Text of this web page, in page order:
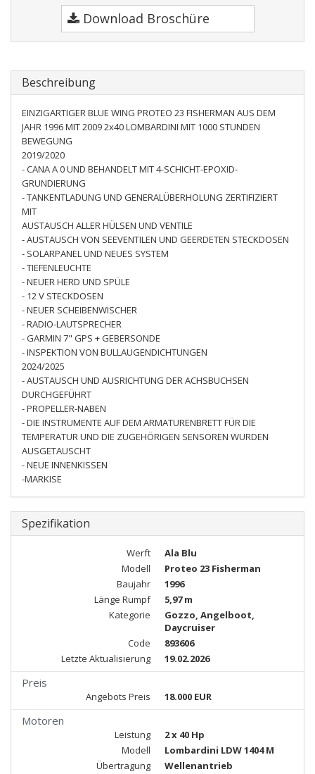
Download Broschüre
Beschreibung
EINZIGARTIGER BLUE WING PROTEO 23 FISHERMAN AUS DEM
JAHR 1996 MIT 2009 2x40 LOMBARDINI MIT 1000 STUNDEN
BEWEGUNG
2019/2020
- CANA A 0 UND BEHANDELT MIT 4-SCHICHT-EPOXID-
GRUNDIERUNG
- TANKENTLADUNG UND GENERALÜBERHOLUNG ZERTIFIZIERT
MIT
AUSTAUSCH ALLER HÜLSEN UND VENTILE
- AUSTAUSCH VON SEEVENTILEN UND GEERDETEN STECKDOSEN
- SOLARPANEL UND NEUES SYSTEM
- TIEFENLEUCHTE
- NEUER HERD UND SPÜLE
- 12 V STECKDOSEN
- NEUER SCHEIBENWISCHER
- RADIO-LAUTSPRECHER
- GARMIN 7" GPS + GEBERSONDE
- INSPEKTION VON BULLAUGENDICHTUNGEN
2024/2025
- AUSTAUSCH UND AUSRICHTUNG DER ACHSBUCHSEN
DURCHGEFÜHRT
- PROPELLER-NABEN
- DIE INSTRUMENTE AUF DEM ARMATURENBRETT FÜR DIE
TEMPERATUR UND DIE ZUGEHÖRIGEN SENSOREN WURDEN
AUSGETAUSCHT
- NEUE INNENKISSEN
-MARKISE
Spezifikation
Werft
Ala Blu
Modell
Proteo 23 Fisherman
Baujahr
1996
Länge Rumpf
5,97 m
Kategorie
Gozzo, Angelboot,
Daycruiser
Code
893606
Letzte Aktualisierung
19.02.2026
Preis
Angebots Preis 18.000 EUR
Motoren
Leistung
2 x 40 Hp
Modell
Lombardini LDW 1404 M
Übertragung
Wellenantrieb